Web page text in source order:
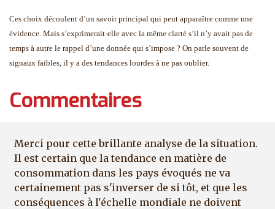
Ces choix découlent d’un savoir principal qui peut apparaître comme une
évidence. Mais s’exprimerait-elle avec la même clarté s’il n’y avait pas de
temps à autre le rappel d’une donnée qui s’impose ? On parle souvent de
signaux faibles, il y a des tendances lourdes à ne pas oublier.
Commentaires
Merci pour cette brillante analyse de la situation.
Il est certain que la tendance en matière de
consommation dans les pays évoqués ne va
certainement pas s'inverser de si tôt, et que les
conséquences à l'échelle mondiale ne doivent